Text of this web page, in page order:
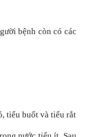
bệnh còn có các
tiểu buốt và tiểu rắt